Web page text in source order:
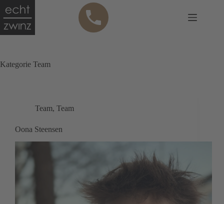
Inhalt
springen
Anru
fen
Kategorie Team
Team, Team
Oona Steensen